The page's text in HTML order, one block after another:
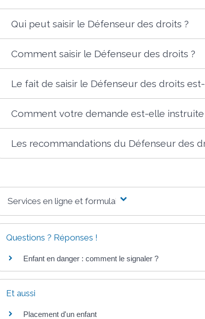
Qui peut saisir le Défenseur des droits ?
Comment saisir le Défenseur des droits ?
Le fait de saisir le Défenseur des droits
Comment votre demande est-elle
Les recommandations du Défenseur des
Services en ligne et formulaires
Questions ? Réponses !
Enfant en danger : comment le signaler ?
Et aussi
Placement d'un enfant